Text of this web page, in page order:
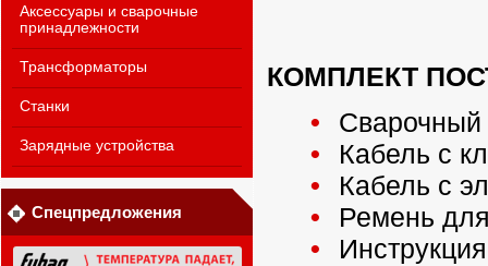
Аксессуары и сварочные
принадлежности
Трансформаторы
Станки
Зарядные устройства
Спецпредложения
КОМПЛЕКТ
Кабель с
Кабель с
Ремень